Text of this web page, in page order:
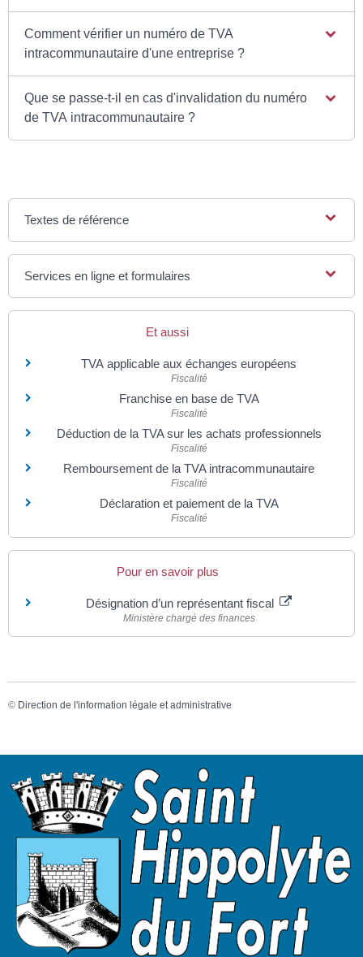
Comment vérifier un numéro de TVA
intracommunautaire d'une entreprise ?
Que se passe-t-il en cas d'invalidation du numéro
de TVA intracommunautaire ?
Textes de référence
Services en ligne et formulaires
Et aussi
TVA applicable aux échanges européens
Fiscalité
Franchise en base de TVA
Fiscalité
Déduction de la TVA sur les achats professionnels
Fiscalité
Remboursement de la TVA intracommunautaire
Fiscalité
Déclaration et paiement de la TVA
Fiscalité
Pour en savoir plus
Désignation d’un représentant fiscal
Ministère chargé des finances
© Direction de l'information légale et administrative